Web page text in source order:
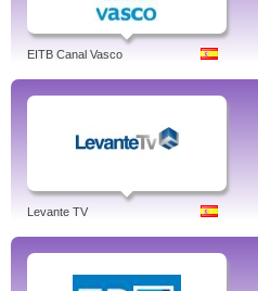
EITB Canal Vasco
Levante TV